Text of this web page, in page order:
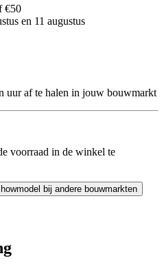
€50
en 11 augustus
uur af te halen in jouw bouwmarkt
voorraad in de winkel te
bij andere bouwmarkten